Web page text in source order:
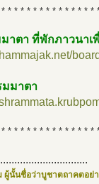
* * * * * * * * * * * * * *
าตา ที่พักภาวนา
มมาตา
* * * * * * * * * * * * * *
ผู้นั้นชื่อว่าบูชาตถาคตอย่า